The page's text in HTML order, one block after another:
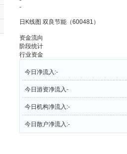
-
日K线图 双良节能（600481）
资金流向
阶段统计
行业资金
今日净流入:-
今日游资净流入-
今日机构净流入:-
今日散户净流入:-